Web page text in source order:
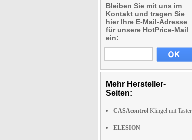
Bleiben Sie mit uns im
Kontakt und tragen Sie
hier Ihre E-Mail-Adresse
für unsere HotPrice-Mail
ein:
Mehr Hersteller-
Seiten:
CASAcontrol Klingel mit Taster
ELESION